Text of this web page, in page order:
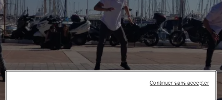
Continuer sans accepter